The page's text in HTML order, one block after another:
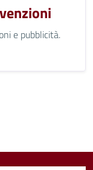
e pubblicità.